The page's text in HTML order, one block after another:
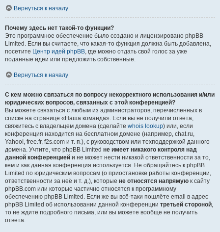
Вернуться к началу
Почему здесь нет такой-то функции?
Это программное обеспечение было создано и лицензировано phpBB
Limited. Если вы считаете, что какая-то функция должна быть добавлена,
посетите Центр идей phpBB, где можно отдать свой голос за уже
поданные идеи или предложить собственные.
Вернуться к началу
С кем можно связаться по вопросу некорректного использования и/или
юридических вопросов, связанных с этой конференцией?
Вы можете связаться с любым из администраторов, перечисленных в
списке на странице «Наша команда». Если вы не получили ответа,
свяжитесь с владельцем домена (сделайте whois lookup) или, если
конференция находится на бесплатном домене (например, chat.ru,
Yahoo!, free.fr, f2s.com и т. п.), с руководством или техподдержкой данного
домена. Учтите, что phpBB Limited не имеет никакого контроля над
данной конференцией и не может нести никакой ответственности за то,
кем и как данная конференция используется. Не обращайтесь к phpBB
Limited по юридическим вопросам (о приостановке работы конференции,
ответственности за неё и т. д.), которые не относятся напрямую к сайту
phpBB.com или которые частично относятся к программному
обеспечению phpBB Limited. Если же вы всё-таки пошлёте email в адрес
phpBB Limited об использовании данной конференции третьей стороной,
то не ждите подробного письма, или вы можете вообще не получить
ответа.